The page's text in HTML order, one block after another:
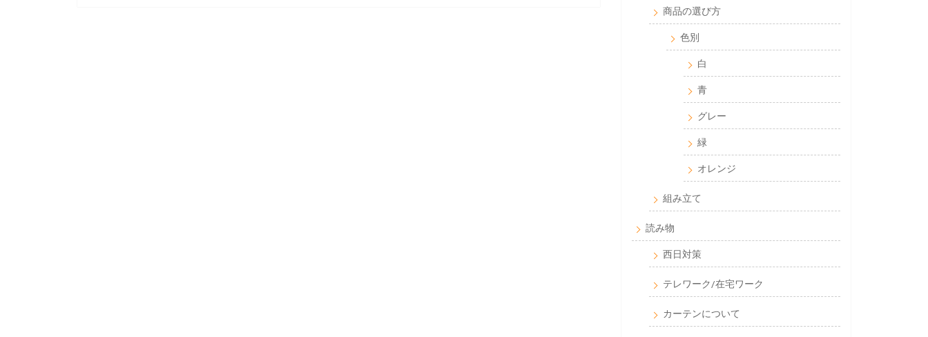
商品の選び方
色別
白
青
グレー
緑
オレンジ
組み立て
読み物
西日対策
テレワーク/在宅ワーク
カーテンについて